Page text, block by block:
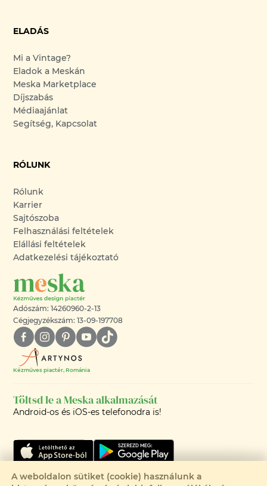
Csak 1 elérhető
ELADÁS
Mi a Vintage?
Eladok a Meskán
Meska Marketplace
Díjszabás
Médiaajánlat
Segítség, Kapcsolat
RÓLUNK
Rólunk
Karrier
Sajtószoba
Felhasználási feltételek
Elállási feltételek
Adatkezelési tájékoztató
Adószám: 14260960-2-13
Cégjegyzékszám: 13-09-197708
Kézműves piactér, Románia
Töltsd le a Meska alkalmazását
Android-os és iOS-es telefonodra is!
A weboldalon sütiket (cookie) használunk a